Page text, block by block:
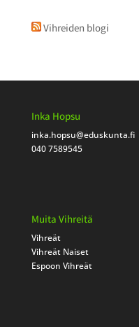
Vihreiden blogi
Inka Hopsu
inka.hopsu@eduskunta.fi
040 7589545
Muita Vihreitä
Vihreät
Vihreät Naiset
Espoon Vihreät